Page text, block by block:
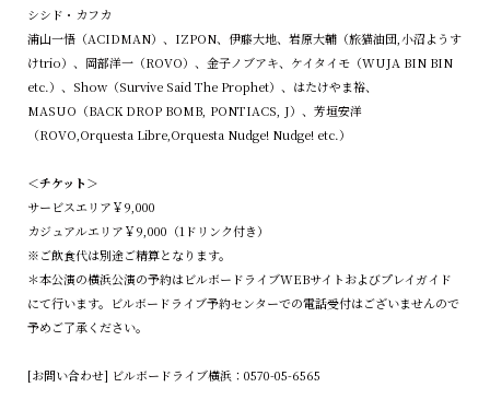
シシド・カフカ
浦山一悟（ACIDMAN）、IZPON、伊藤大地、岩原大輔（旅猫油団,小沼ようす
けtrio）、岡部洋一（ROVO）、金子ノブアキ、ケイタイモ（WUJA BIN BIN
etc.）、Show（Survive Said The Prophet）、はたけやま裕、
MASUO（BACK DROP BOMB, PONTIACS, J）、芳垣安洋
（ROVO,Orquesta Libre,Orquesta Nudge! Nudge! etc.）
＜チケット＞
サービスエリア￥9,000
カジュアルエリア￥9,000（1ドリンク付き）
※ご飲食代は別途ご精算となります。
＊本公演の横浜公演の予約はビルボードライブWEBサイトおよびプレイガイド
にて行います。ビルボードライブ予約センターでの電話受付はございませんので
予めご了承ください。
[お問い合わせ] ビルボードライブ横浜：0570-05-6565